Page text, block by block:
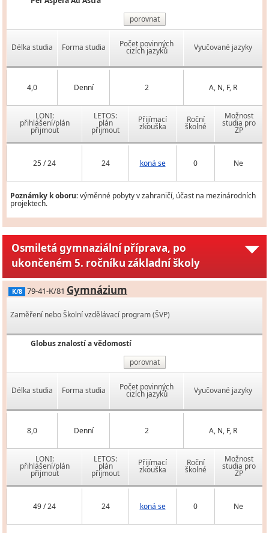
porovnat
Délka studia Forma studia Počet povinných
cizích jazyků Vyučované jazyky
4,0 Denní 2 A, N, F, R
LONI:
přihlášení/plán
přijmout
LETOS:
plán
přijmout
Přijímací
zkouška
Roční
školné
Možnost
studia pro
ZP
25 / 24 24 koná se 0 Ne
Poznámky k oboru:výměnné pobyty v zahraničí, účast na mezinárodních
projektech.
Osmiletá gymnaziální příprava, po
ukončeném 5. ročníku základní školy
K/8 79-41-K/81 Gymnázium
Zaměření nebo Školní vzdělávací program (ŠVP)
Globus znalostí a vědomostí
porovnat
Délka studia Forma studia Počet povinných
cizích jazyků Vyučované jazyky
8,0 Denní 2 A, N, F, R
LONI:
přihlášení/plán
přijmout
LETOS:
plán
přijmout
Přijímací
zkouška
Roční
školné
Možnost
studia pro
ZP
49 / 24 24 koná se 0 Ne